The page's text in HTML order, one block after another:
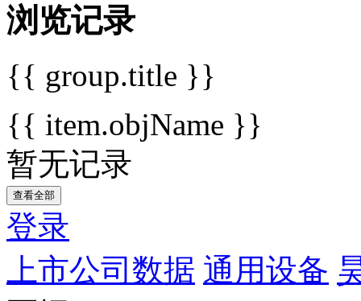
浏览记录
{{ group.title }}
{{ item.objName }}
暂无记录
查看全部
登录
上市公司数据 通用设备